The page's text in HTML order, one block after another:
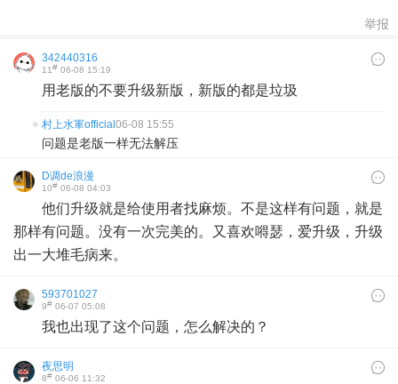
举报
342440316
11# 06-08 15:19
用老版的不要升级新版，新版的都是垃圾
村上水軍official06-08 15:55
问题是老版一样无法解压
D调de浪漫
10# 06-08 04:03
他们升级就是给使用者找麻烦。不是这样有问题，就是
那样有问题。没有一次完美的。又喜欢嘚瑟，爱升级，升级
出一大堆毛病来。
593701027
9# 06-07 05:08
我也出现了这个问题，怎么解决的？
夜思明
8# 06-06 11:32